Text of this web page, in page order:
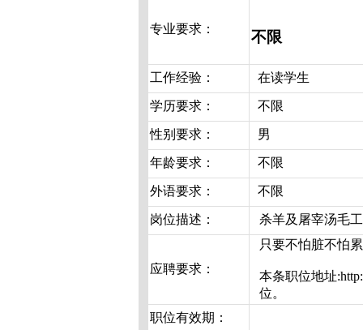
专业要求： 不限
工作经验： 在读学生
学历要求： 不限
性别要求： 男
年龄要求： 不限
外语要求： 不限
岗位描述： 杀羊及屠宰汤毛
应聘要求：
只要不怕脏不怕
本条职位地址
位。
职位有效期：